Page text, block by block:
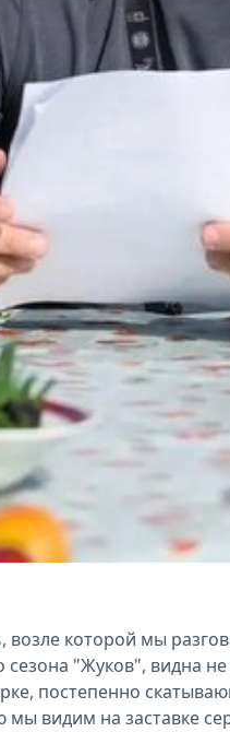
которой мы
"Жуков", видна
постепенно
видим на заставке